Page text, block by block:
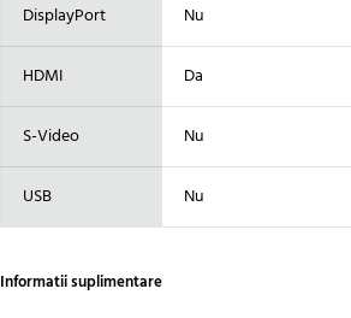
DisplayPort Nu
HDMI Da
S-Video Nu
USB Nu
Informatii suplimentare